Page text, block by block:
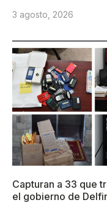
3 agosto, 2026
Capturan a 33 que
el gobierno de